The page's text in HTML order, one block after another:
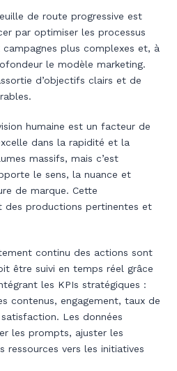
de route progressive est
par optimiser les processus
plus complexes et, à
le modèle marketing.
d’objectifs clairs et de
humaine est un facteur de
dans la rapidité et la
massifs, mais c’est
le sens, la nuance et
de marque. Cette
des productions pertinentes et
continu des actions sont
être suivi en temps réel grâce
les KPIs stratégiques :
contenus, engagement, taux de
Les données
les prompts, ajuster les
ressources vers les initiatives